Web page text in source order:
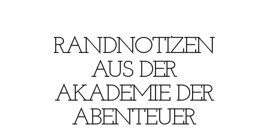
RANDNOTIZEN
AUS DER
AKADEMIE DER
ABENTEUER